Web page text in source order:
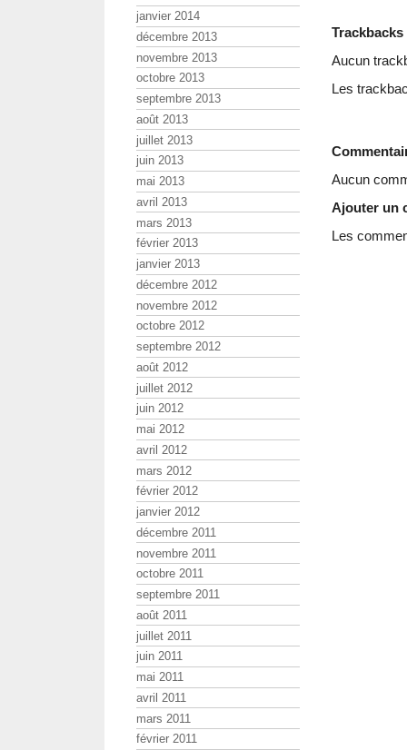
Trackbacks
Aucun
Les
Aucun
Ajouter un
Les
janvier 2014
décembre 2013
novembre 2013
octobre 2013
septembre 2013
août 2013
juillet 2013
juin 2013
mai 2013
avril 2013
mars 2013
février 2013
janvier 2013
décembre 2012
novembre 2012
octobre 2012
septembre 2012
août 2012
juillet 2012
juin 2012
mai 2012
avril 2012
mars 2012
février 2012
janvier 2012
décembre 2011
novembre 2011
octobre 2011
septembre 2011
août 2011
juillet 2011
juin 2011
mai 2011
avril 2011
mars 2011
février 2011